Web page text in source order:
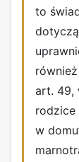
to
art. 49,
rodzice
w